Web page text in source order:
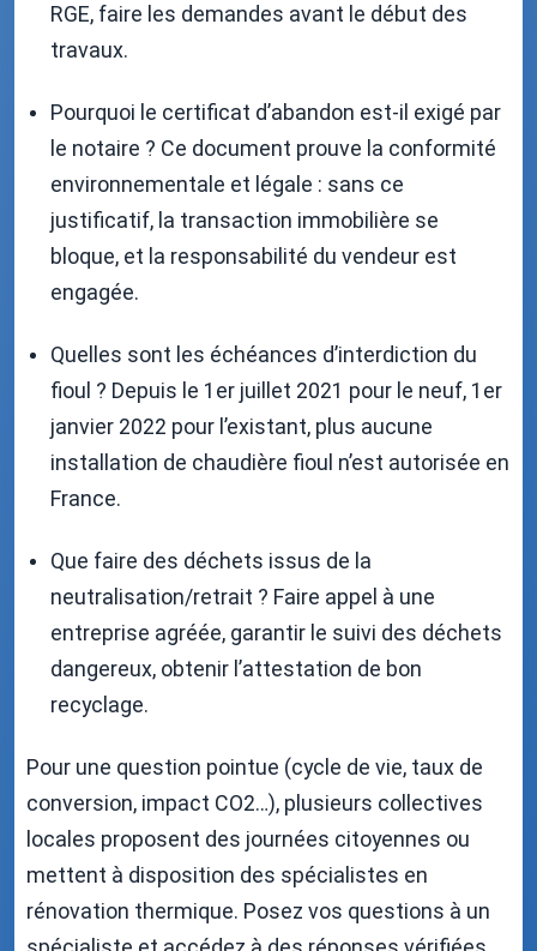
RGE, faire les demandes avant le début des
travaux.
Pourquoi le certificat d’abandon est-il exigé par
le notaire ? Ce document prouve la conformité
environnementale et légale : sans ce
justificatif, la transaction immobilière se
bloque, et la responsabilité du vendeur est
engagée.
Quelles sont les échéances d’interdiction du
fioul ? Depuis le 1er juillet 2021 pour le neuf, 1er
janvier 2022 pour l’existant, plus aucune
installation de chaudière fioul n’est autorisée en
France.
Que faire des déchets issus de la
neutralisation/retrait ? Faire appel à une
entreprise agréée, garantir le suivi des déchets
dangereux, obtenir l’attestation de bon
recyclage.
Pour une question pointue (cycle de vie, taux de
conversion, impact CO2…), plusieurs collectives
locales proposent des journées citoyennes ou
mettent à disposition des spécialistes en
rénovation thermique. Posez vos questions à un